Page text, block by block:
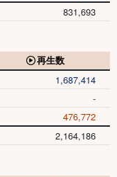
831,693
再生数
1,687,414
-
476,772
2,164,186